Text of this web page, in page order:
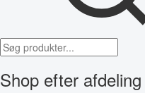
Shop efter afdeling